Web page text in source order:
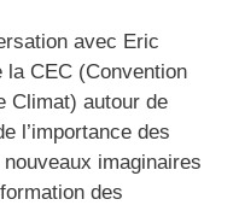
avec Eric
la CEC (Convention
Climat) autour de
l’importance des
imaginaires
des